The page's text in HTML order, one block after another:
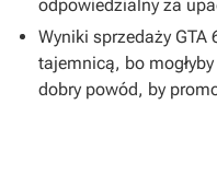
odpowiedzialny za
Wyniki sprzedaży
tajemnicą, bo
dobry powód, by